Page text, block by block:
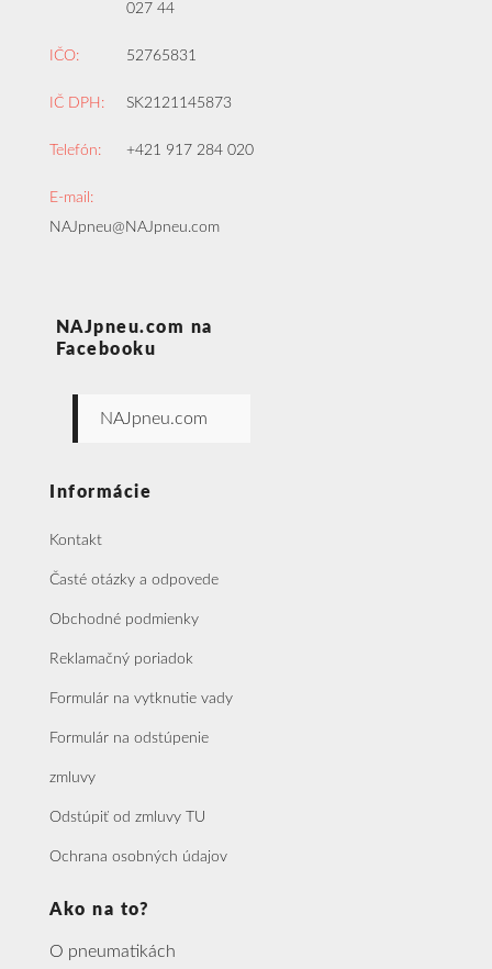
027 44
IČO: 52765831
IČ DPH: SK2121145873
Telefón: +421 917 284 020
E-mail:
NAJpneu@NAJpneu.com
NAJpneu.com na
Facebooku
NAJpneu.com
Informácie
Kontakt
Časté otázky a odpovede
Obchodné podmienky
Reklamačný poriadok
Formulár na vytknutie vady
Formulár na odstúpenie
zmluvy
Odstúpiť od zmluvy TU
Ochrana osobných údajov
Ako na to?
O pneumatikách